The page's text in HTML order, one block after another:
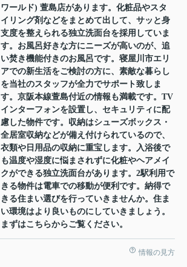
ワールド) 萱島店があります。化粧品やスタ
イリング剤などをまとめて出して、サッと身
支度を整えられる独立洗面台を採用していま
す。お風呂好きな方にニーズが高いのが、追
い焚き機能付きのお風呂です。寝屋川市エリ
アでの新生活をご検討の方に、素敵な暮らし
を当社のスタッフが全力でサポート致しま
す。京阪本線萱島付近の情報も満載です。TV
インターフォンを設置し、セキュリティに配
慮した物件です。収納はシューズボックス・
全居室収納などが備え付けられているので、
衣類や日用品の収納に重宝します。入浴後で
も温度や湿度に悩まされずに化粧やヘアメイ
クができる独立洗面台があります。2駅利用で
きる物件は電車での移動が便利です。納得で
きる住まい選びを行っていきませんか。住ま
い環境はより良いものにしていきましょう。
まずはこちらからご覧ください。
情報の見方